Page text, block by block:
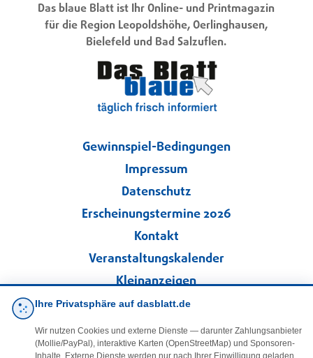
Das blaue Blatt ist Ihr Online- und Printmagazin
für die Region Leopoldshöhe, Oerlinghausen,
Bielefeld und Bad Salzuflen.
Gewinnspiel-Bedingungen
Impressum
Datenschutz
Erscheinungstermine 2026
Kontakt
Veranstaltungskalender
Kleinanzeigen
Ihre Privatsphäre auf dasblatt.de
Wir nutzen Cookies und externe Dienste — darunter Zahlungsanbieter
(Mollie/PayPal), interaktive Karten (OpenStreetMap) und Sponsoren-
Inhalte. Externe Dienste werden nur nach Ihrer Einwilligung geladen.